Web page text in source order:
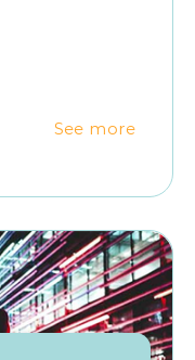
See more